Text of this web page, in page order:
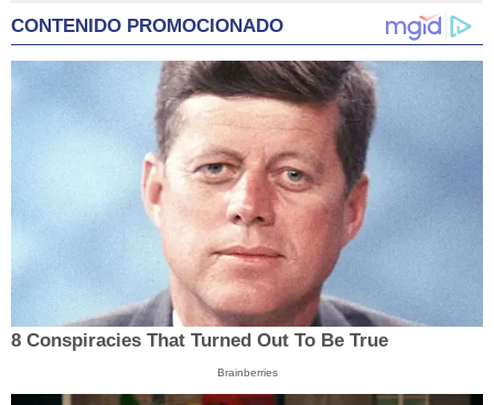
CONTENIDO PROMOCIONADO
8 Conspiracies That Turned Out To Be True
Brainberries